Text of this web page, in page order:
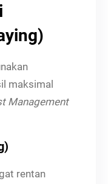
maksimal
Management
rentan